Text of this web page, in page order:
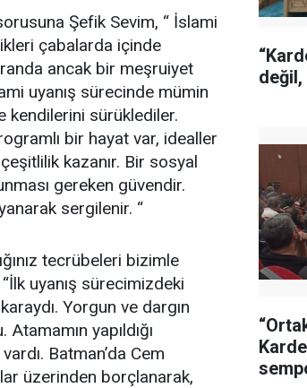
Şefik Sevim, “ İslami
çabalarda içinde
ancak bir meşruiyet
uyanış sürecinde mümin
sürüklediler.
bir hayat var, idealler
kazanır. Bir sosyal
gereken güvendir.
sergilenir. “
tecrübeleri bizimle
“İlk uyanış sürecimizdeki
Yorgun ve dargın
yapıldığı
Batman’da Cem
üzerinden borçlanarak,